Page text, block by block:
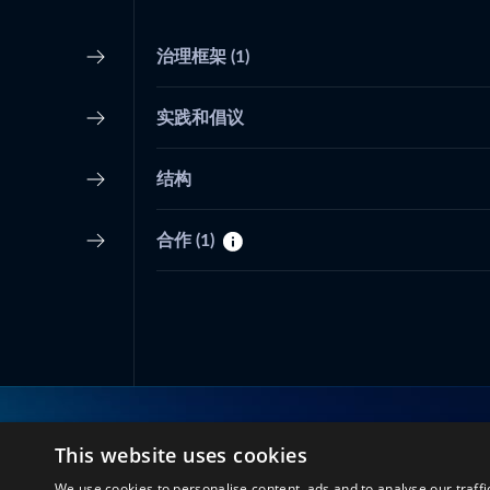
治理框架 (1)
实践和倡议
结构
合作 (1)
This website uses cookies